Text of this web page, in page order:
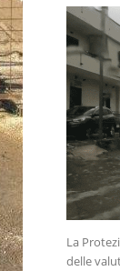
La
delle